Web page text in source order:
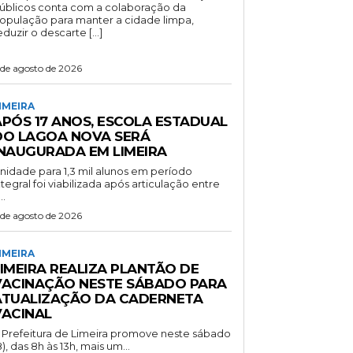
conta com a colaboração da
para manter a cidade limpa,
o descarte […]
agosto de 2026
17 ANOS, ESCOLA ESTADUAL
LAGOA NOVA SERÁ
EM LIMEIRA
para 1,3 mil alunos em período
foi viabilizada após articulação entre
agosto de 2026
REALIZA PLANTÃO DE
NESTE SÁBADO PARA
DA CADERNETA
Prefeitura de Limeira promove neste sábado
das 8h às 13h, mais um...